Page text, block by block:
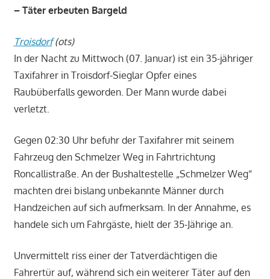
– Täter erbeuten Bargeld
Troisdorf(ots)
In der Nacht zu Mittwoch (07. Januar) ist ein 35-jähriger
Taxifahrer in Troisdorf-Sieglar Opfer eines
Raubüberfalls geworden. Der Mann wurde dabei
verletzt.
Gegen 02:30 Uhr befuhr der Taxifahrer mit seinem
Fahrzeug den Schmelzer Weg in Fahrtrichtung
Roncallistraße. An der Bushaltestelle „Schmelzer Weg“
machten drei bislang unbekannte Männer durch
Handzeichen auf sich aufmerksam. In der Annahme, es
handele sich um Fahrgäste, hielt der 35-Jährige an.
Unvermittelt riss einer der Tatverdächtigen die
Fahrertür auf, während sich ein weiterer Täter auf den